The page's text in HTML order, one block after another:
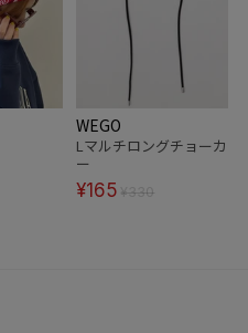
WEGO
Lマルチロングチョーカ
ー
¥165 ¥330